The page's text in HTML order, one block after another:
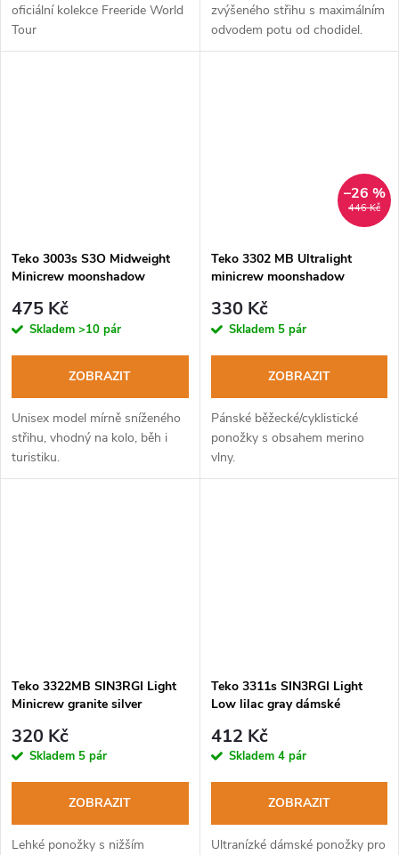
oficiální kolekce Freeride World
Tour
zvýšeného střihu s maximálním
odvodem potu od chodidel.
Teko 3003s S3O Midweight
Minicrew moonshadow
475 Kč
Skladem >10 pár
ZOBRAZIT
Unisex model mírně sníženého
střihu, vhodný na kolo, běh i
turistiku.
446 Kč
–26 %
Teko 3302 MB Ultralight
minicrew moonshadow
330 Kč
Skladem 5 pár
ZOBRAZIT
Pánské běžecké/cyklistické
ponožky s obsahem merino
vlny.
Teko 3322MB SIN3RGI Light
Minicrew granite silver
320 Kč
Skladem 5 pár
ZOBRAZIT
Lehké ponožky s nižším
Teko 3311s SIN3RGI Light
Low lilac gray dámské
412 Kč
Skladem 4 pár
ZOBRAZIT
Ultranízké dámské ponožky pro